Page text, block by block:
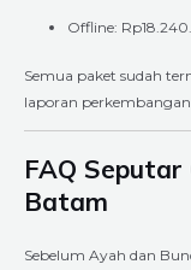
Offline:
Semua paket sudah
laporan perkembangan
FAQ
Batam
Sebelum Ayah dan